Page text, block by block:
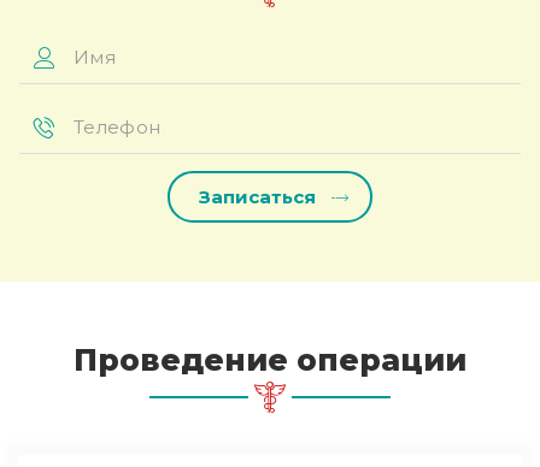
Имя
Телефон
Проведение операции